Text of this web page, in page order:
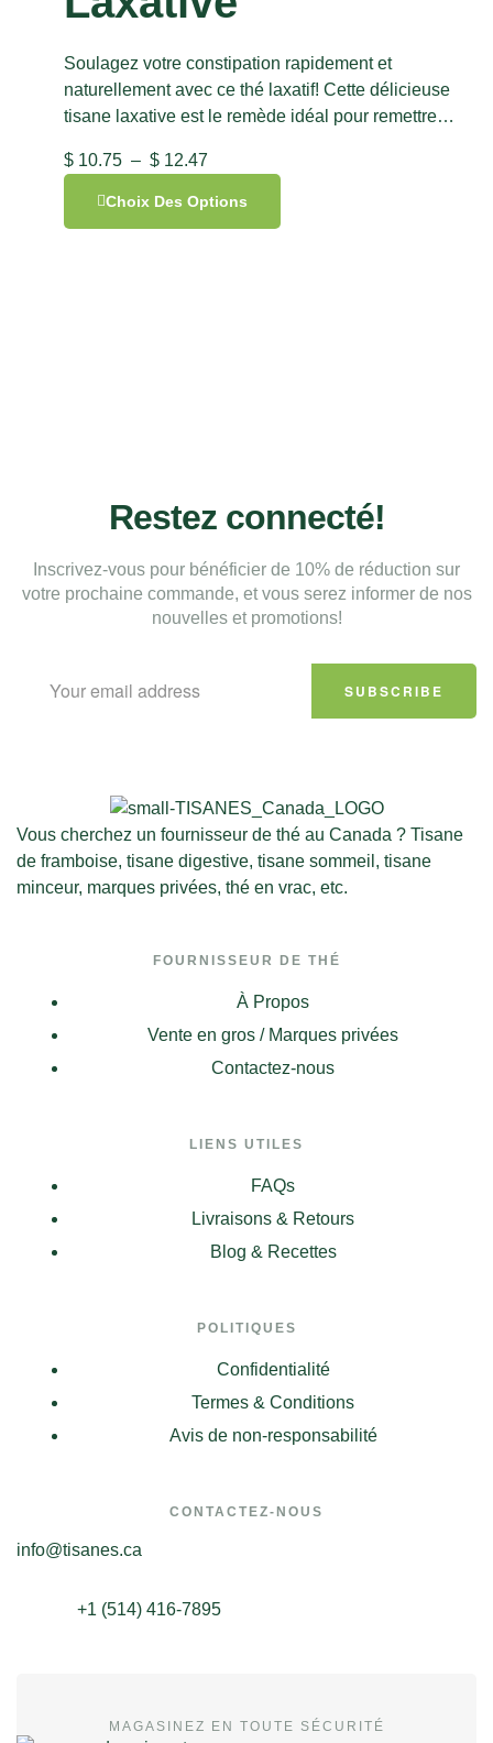
Soulagez votre constipation rapidement et
naturellement avec ce thé laxatif! Cette délicieuse
tisane laxative est le remède idéal pour remettre…
$ 10.75 – $ 12.47
Choix Des Options
Restez connecté!
Inscrivez-vous pour bénéficier de 10% de réduction sur
votre prochaine commande, et vous serez informer de nos
nouvelles et promotions!
SUBSCRIBE
Vous cherchez un fournisseur de thé au Canada ? Tisane
de framboise, tisane digestive, tisane sommeil, tisane
minceur, marques privées, thé en vrac, etc.
FOURNISSEUR DE THÉ
À Propos
Vente en gros / Marques privées
Contactez-nous
LIENS UTILES
FAQs
Livraisons & Retours
Blog & Recettes
POLITIQUES
Confidentialité
Termes & Conditions
Avis de non-responsabilité
CONTACTEZ-NOUS
info@tisanes.ca
+1 (514) 416-7895
MAGASINEZ EN TOUTE SÉCURITÉ